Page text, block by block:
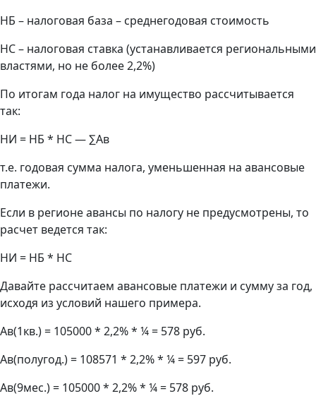
НБ – налоговая база – среднегодовая стоимость
НС – налоговая ставка (устанавливается региональными
властями, но не более 2,2%)
По итогам года налог на имущество рассчитывается
так:
НИ = НБ * НС — ∑Ав
т.е. годовая сумма налога, уменьшенная на авансовые
платежи.
Если в регионе авансы по налогу не предусмотрены, то
расчет ведется так:
НИ = НБ * НС
Давайте рассчитаем авансовые платежи и сумму за год,
исходя из условий нашего примера.
Ав(1кв.) = 105000 * 2,2% * ¼ = 578 руб.
Ав(полугод.) = 108571 * 2,2% * ¼ = 597 руб.
Ав(9мес.) = 105000 * 2,2% * ¼ = 578 руб.